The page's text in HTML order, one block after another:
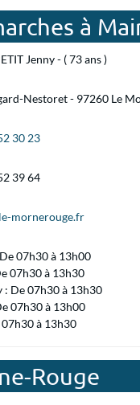
à
Jenny - ( 73 ans )
Nestoret - 97260 Le
30 23
39 64
mornerouge.fr
07h30 à 13h00
07h30 à 13h30
: De 07h30 à 13h30
07h30 à 13h00
à 13h30
Rouge